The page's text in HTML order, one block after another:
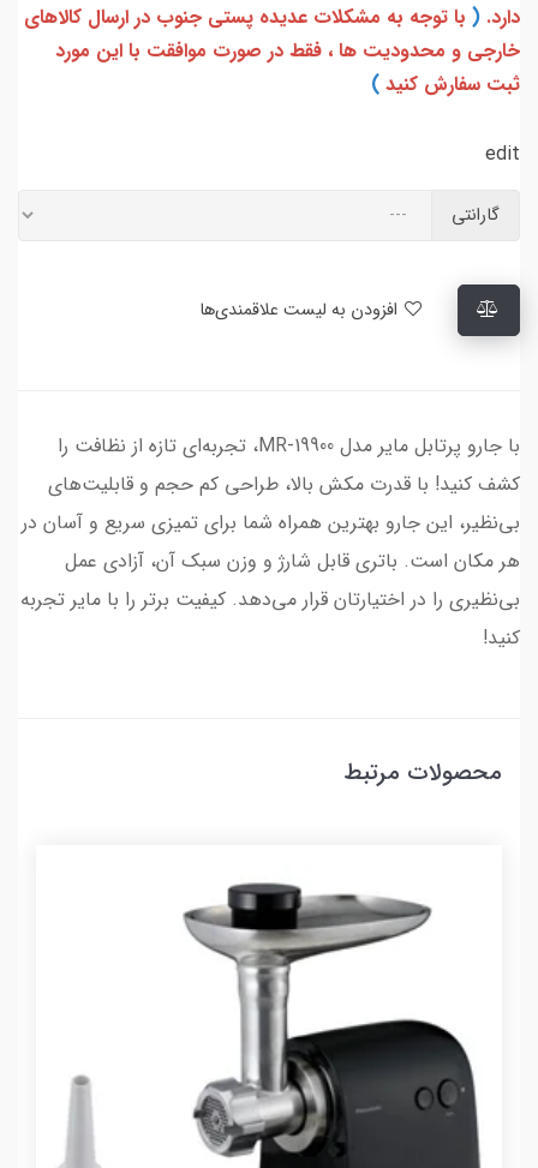
دارد. ( با توجه به مشکلات عدیده پستی جنوب در ارسال کالاهای
خارجی و محدودیت ها ، فقط در صورت موافقت با این مورد
ثبت سفارش کنید )
edit
گارانتی
با جارو پرتابل مایر مدل MR-19900، تجربه‌ای تازه از نظافت را
کشف کنید! با قدرت مکش بالا، طراحی کم حجم و قابلیت‌های
بی‌نظیر، این جارو بهترین همراه شما برای تمیزی سریع و آسان در
هر مکان است. باتری قابل شارژ و وزن سبک آن، آزادی عمل
بی‌نظیری را در اختیارتان قرار می‌دهد. کیفیت برتر را با مایر تجربه
کنید!
محصولات مرتبط